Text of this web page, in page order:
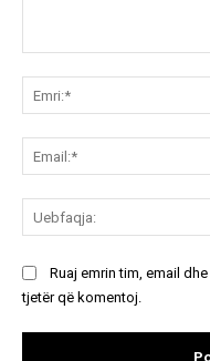
Ruaj emrin tim, email
tjetër që komentoj.